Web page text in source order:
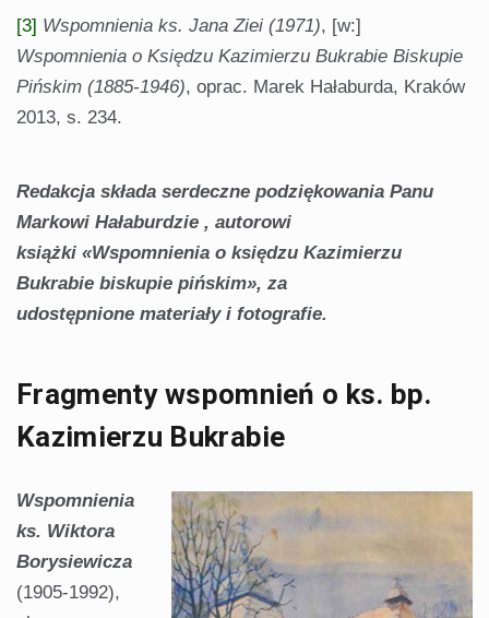
[3] Wspomnienia ks. Jana Ziei (1971), [w:]
Wspomnienia o Księdzu Kazimierzu Bukrabie Biskupie
Pińskim (1885-1946), oprac. Marek Hałaburda, Kraków
2013, s. 234.
Redakcja składa serdeczne podziękowania Panu
Markowi Hałaburdzie , autorowi
książki «Wspomnienia o księdzu Kazimierzu
Bukrabie biskupie pińskim», za
udostępnione materiały i fotografie.
Fragmenty wspomnień o ks. bp.
Kazimierzu Bukrabie
Wspomnienia
ks. Wiktora
Borysiewicza
(1905-1992),